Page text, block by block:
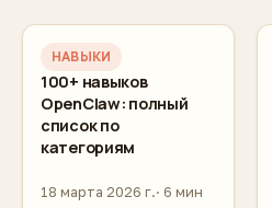
НАВЫКИ
100+ навыков
OpenClaw: полный
список по
категориям
18 марта 2026 г. 6 мин